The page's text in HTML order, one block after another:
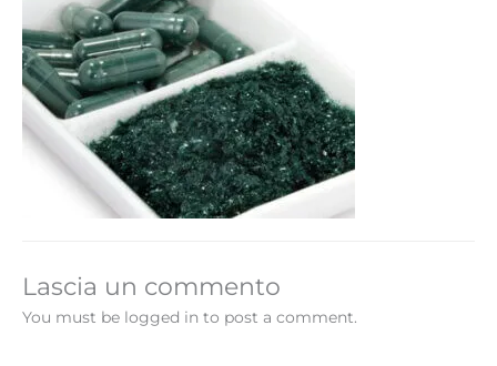
Lascia un commento
You must be logged in to post a comment.